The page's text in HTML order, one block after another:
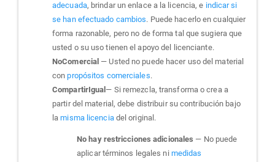
adecuada, brindar un enlace a la licencia, e indicar si
se han efectuado cambios. Puede hacerlo en cualquier
forma razonable, pero no de forma tal que sugiera que
usted o su uso tienen el apoyo del licenciante.
NoComercial — Usted no puede hacer uso del material
conpropósitos comerciales.
CompartirIgual — Si remezcla, transforma o crea a
partir del material, debe distribuir su contribución bajo
lamisma licenciadel original.
No hay restricciones adicionales — No puede
aplicar términos legales ni medidas